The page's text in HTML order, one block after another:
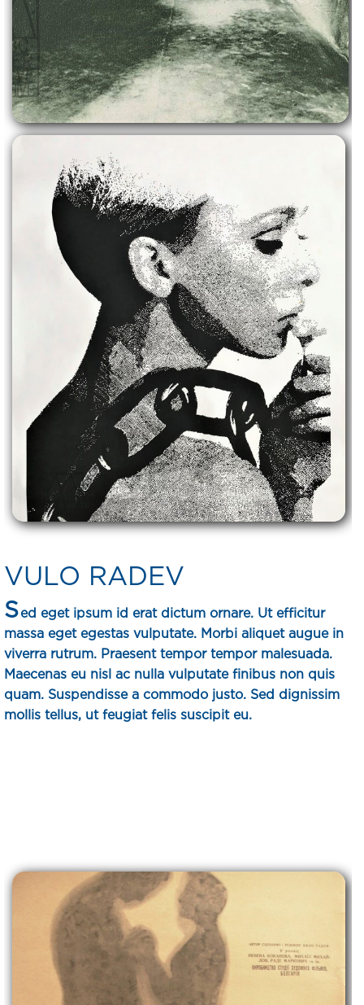
VULO RADEV
Sed eget ipsum id erat dictum ornare. Ut efficitur
massa eget egestas vulputate. Morbi aliquet augue in
viverra rutrum. Praesent tempor tempor malesuada.
Maecenas eu nisl ac nulla vulputate finibus non quis
quam. Suspendisse a commodo justo. Sed dignissim
mollis tellus, ut feugiat felis suscipit eu.